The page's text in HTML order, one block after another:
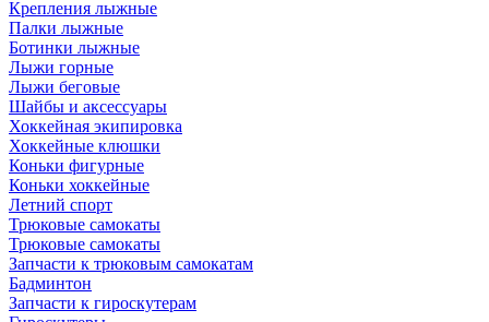
Крепления лыжные
Палки лыжные
Ботинки лыжные
Лыжи горные
Лыжи беговые
Шайбы и аксессуары
Хоккейная экипировка
Хоккейные клюшки
Коньки фигурные
Коньки хоккейные
Летний спорт
Трюковые самокаты
Трюковые самокаты
Запчасти к трюковым самокатам
Бадминтон
Запчасти к гироскутерам